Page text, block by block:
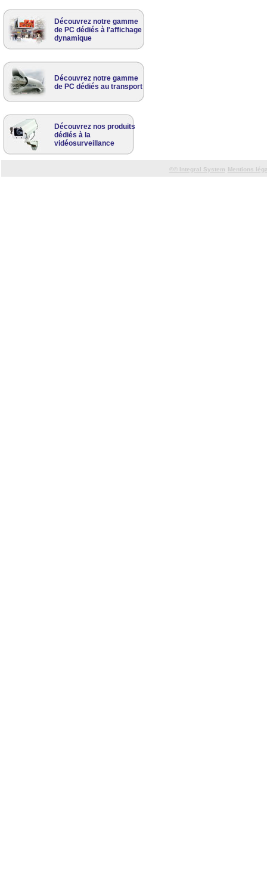
Integral System Mentions
Découvrez notre gamme
de PC dédiés à l'affichage
dynamique
Découvrez notre gamme
de PC dédiés au transport
Découvrez nos produits
dédiés à la
vidéosurveillance